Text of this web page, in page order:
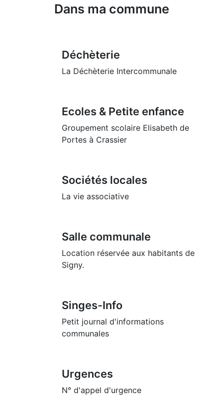
Dans ma commune
Déchèterie
La Déchèterie Intercommunale
Ecoles & Petite enfance
Groupement scolaire Elisabeth de
Portes à Crassier
Sociétés locales
La vie associative
Salle communale
Location réservée aux habitants de
Signy.
Singes-Info
Petit journal d'informations
communales
Urgences
N° d'appel d'urgence